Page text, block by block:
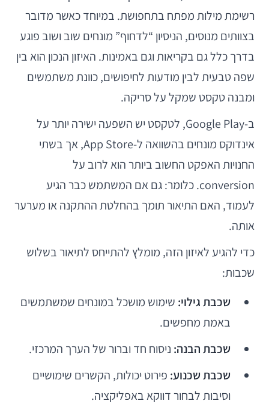
רשימת מילות מפתח בתחפושת. במיוחד כאשר מדובר
בצוותים מנוסים, הניסיון “לדחוף” מונחים שוב ושוב פוגע
בדרך כלל גם בקריאות וגם באמינות. האיזון הנכון הוא בין
שפה טבעית לבין מודעות לחיפושים, כוונת משתמשים
ומבנה טקסט שמקל על סריקה.
ב-Google Play, לטקסט יש השפעה ישירה יותר על
אינדוקס מונחים בהשוואה ל-App Store, אך בשתי
החנויות האפקט החשוב ביותר הוא לרוב על
conversion. כלומר: גם אם המשתמש כבר הגיע
לעמוד, האם התיאור תומך בהחלטת ההתקנה או מערער
אותה.
כדי להגיע לאיזון הזה, מומלץ להתייחס לתיאור בשלוש
שכבות:
שכבת גילוי: שימוש מושכל במונחים שמשתמשים
באמת מחפשים.
שכבת הבנה: ניסוח חד וברור של הערך המרכזי.
שכבת שכנוע: פירוט יכולות, הקשרים שימושיים
וסיבות לבחור דווקא באפליקציה.